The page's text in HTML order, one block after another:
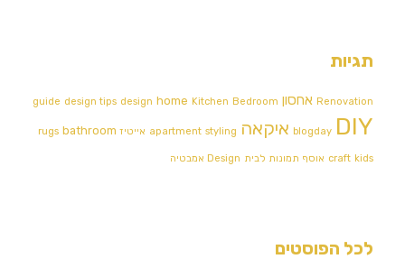
תגיות
Renovation אחסון guide design tips design home Kitchen Bedroom
blogday DIY איקאה apartment styling אייטיז rugs bathroom
craft kids אוסף תמונות לבית Design אמבטיה
לכל הפוסטים